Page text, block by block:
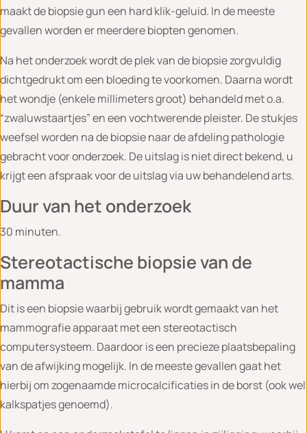
maakt de biopsie gun een hard klik-geluid. In de meeste
gevallen worden er meerdere biopten genomen.
Na het onderzoek wordt de plek van de biopsie zorgvuldig
dichtgedrukt om een bloeding te voorkomen. Daarna wordt
het wondje (enkele millimeters groot) behandeld met o.a.
“zwaluwstaartjes” en een vochtwerende pleister. De stukjes
weefsel worden na de biopsie naar de afdeling pathologie
gebracht voor onderzoek. De uitslag is niet direct bekend, u
krijgt een afspraak voor de uitslag via uw behandelend arts.
Duur van het onderzoek
30 minuten.
Stereotactische biopsie van de
mamma
Dit is een biopsie waarbij gebruik wordt gemaakt van het
mammografie apparaat met een stereotactisch
computersysteem. Daardoor is een precieze plaatsbepaling
van de afwijking mogelijk. In de meeste gevallen gaat het
hierbij om zogenaamde microcalcificaties in de borst (ook wel
kalkspatjes genoemd).